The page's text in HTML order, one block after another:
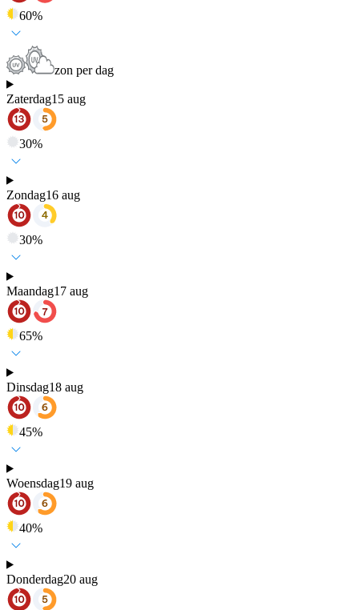
60%
zon per dag
Zaterdag15 aug
30%
Zondag16 aug
30%
Maandag17 aug
65%
Dinsdag18 aug
45%
Woensdag19 aug
40%
Donderdag20 aug